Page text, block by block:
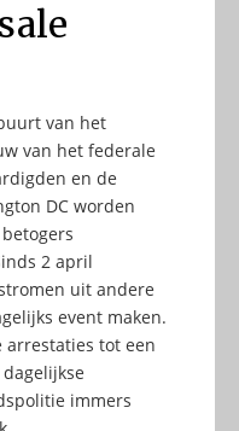
van het
van het federale
en de
DC worden
2 april
uit andere
event maken.
arrestaties tot een
immers